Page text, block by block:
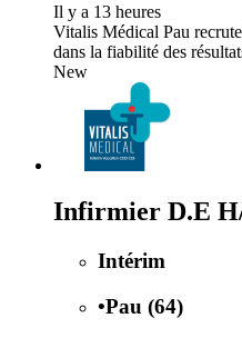
Il y a 13 heures
Vitalis Médical Pau
dans la fiabilité des
New
Infirmier D.E
Intérim
•Pau (64)